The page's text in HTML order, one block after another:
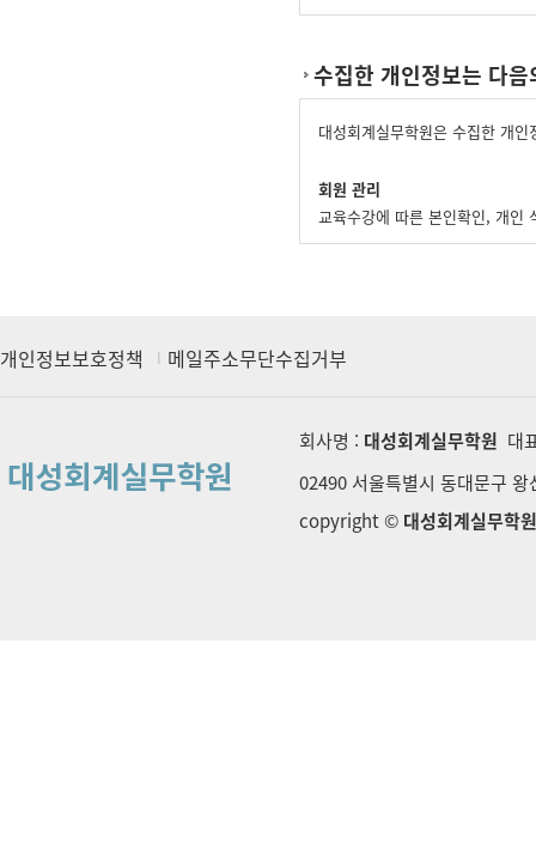
수집한 개인정보는 다
대성회계실무학원은 수집한 개
회원 관리
교육수강에 따른 본인확인, 개인
개인정보보호정책 메일주소무단수집거부
회사명 : 대성회계실무학원 대
02490 서울특별시 동대문구
copyright © 대성회계실무학원